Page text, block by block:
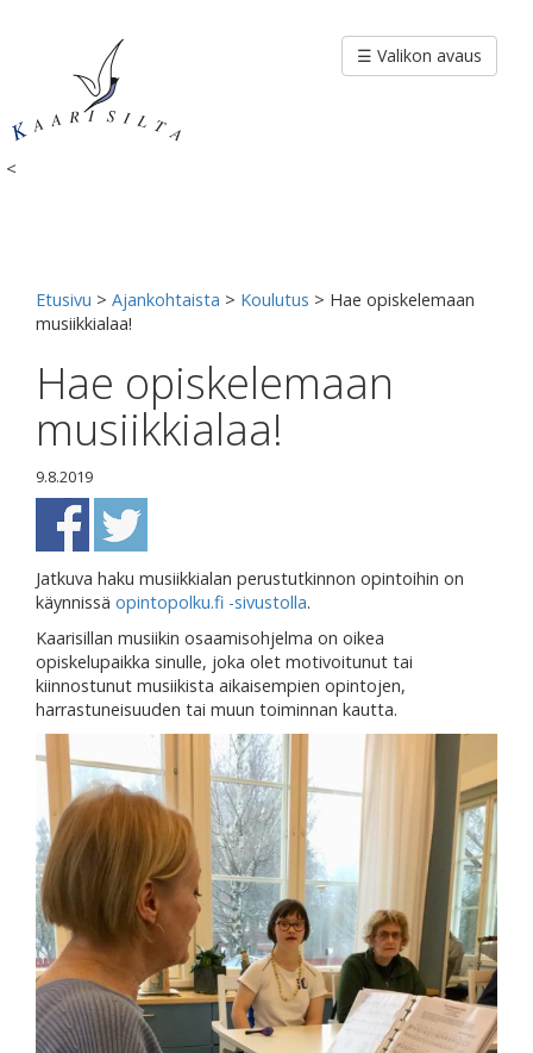
<
☰ Valikon avaus
Etusivu > Ajankohtaista > Koulutus > Hae opiskelemaan
musiikkialaa!
Hae opiskelemaan
musiikkialaa!
9.8.2019
Jatkuva haku musiikkialan perustutkinnon opintoihin on
käynnissä opintopolku.fi -sivustolla.
Kaarisillan musiikin osaamisohjelma on oikea
opiskelupaikka sinulle, joka olet motivoitunut tai
kiinnostunut musiikista aikaisempien opintojen,
harrastuneisuuden tai muun toiminnan kautta.